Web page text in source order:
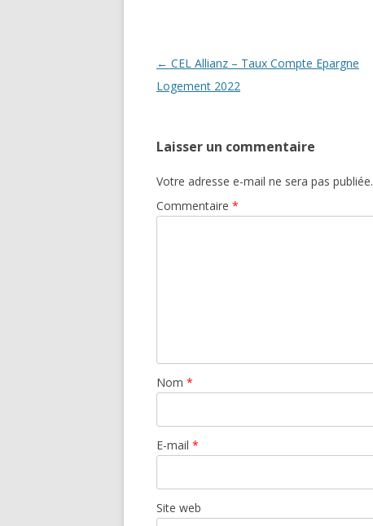
Navigation
des
← CEL Allianz – Taux Compte Epargne
Logement 2022
Laisser un commentaire
Votre adresse e-mail ne sera pas publiée.
Commentaire *
Nom *
E-mail *
Site web